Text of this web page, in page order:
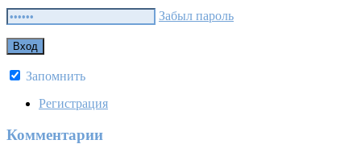
Забыл пароль
Запомнить
Регистрация
Комментарии